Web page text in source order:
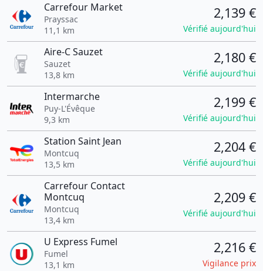
Carrefour Market
Prayssac
11,1 km
2,139 €
Vérifié aujourd'hui
Aire-C Sauzet
Sauzet
13,8 km
2,180 €
Vérifié aujourd'hui
Intermarche
Puy-L'Évêque
9,3 km
2,199 €
Vérifié aujourd'hui
Station Saint Jean
Montcuq
13,5 km
2,204 €
Vérifié aujourd'hui
Carrefour Contact
Montcuq
Montcuq
13,4 km
2,209 €
Vérifié aujourd'hui
U Express Fumel
Fumel
13,1 km
2,216 €
Vigilance prix